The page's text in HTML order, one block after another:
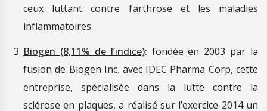
ceux luttant contre l’arthrose et les maladies
inflammatoires.
Biogen (8,11% de l’indice): fondée en 2003 par la
fusion de Biogen Inc. avec IDEC Pharma Corp, cette
entreprise, spécialisée dans la lutte contre la
sclérose en plaques, a réalisé sur l’exercice 2014 un